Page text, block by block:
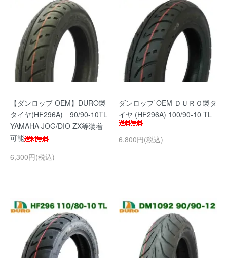
【ダンロップ OEM】DURO製
タイヤ(HF296A) 90/90-10TL
YAMAHA JOG/DIO ZX等装着
可能
6,300円(税込)
ダンロップ OEM ＤＵＲＯ製タ
イヤ (HF296A) 100/90-10 TL
6,800円(税込)